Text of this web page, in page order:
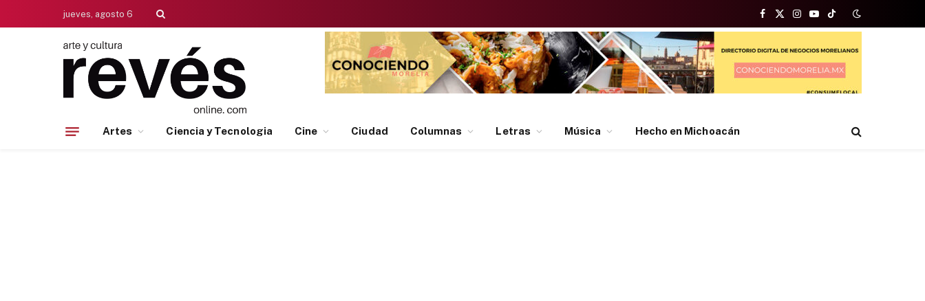
jueves, agosto 6
Facebook
X
(Twitter)
Instagram
YouTubeTikTok
Artes Ciencia y Tecnologia Cine Ciudad Columnas Letras Música Hecho en Michoacán